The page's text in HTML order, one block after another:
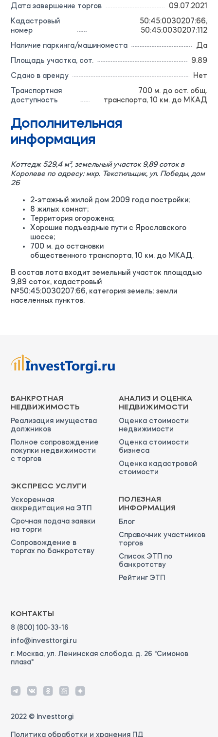
Дата завершение торгов
09.07.2021
Кадастровый
номер
50:45:0030207:66,
50:45:0030207:112
Наличие паркинга/машиноместа
Да
Площадь участка, сот.
9.89
Сдано в аренду
Нет
Транспортная
доступность
700 м. до ост. общ.
транспорта, 10 км. до МКАД
Дополнительная
информация
Коттедж 529,4 м², земельный участок 9,89 соток в
Королеве по адресу: мкр. Текстильщик, ул. Победы, дом
26
2-этажный жилой дом 2009 года постройки;
8 жилых комнат;
Территория огорожена;
Хорошие подъездные пути с Ярославского
шоссе;
700 м. до остановки
общественного транспорта, 10 км. до МКАД.
В состав лота входит земельный участок площадью
9,89 соток, кадастровый
№50:45:0030207:66, категория земель: земли
населенных пунктов.
БАНКРОТНАЯ
НЕДВИЖИМОСТЬ
Реализация имущества
должников
Полное сопровождение
покупки недвижимости
с торгов
ЭКСПРЕСС УСЛУГИ
Ускоренная
аккредитация на ЭТП
Срочная подача заявки
на торги
Сопровождение в
торгах по банкротству
АНАЛИЗ И ОЦЕНКА
НЕДВИЖИМОСТИ
Оценка стоимости
недвижимости
Оценка стоимости
бизнеса
Оценка кадастровой
стоимости
ПОЛЕЗНАЯ
ИНФОРМАЦИЯ
Блог
Справочник участников
торгов
Список ЭТП по
банкротству
Рейтинг ЭТП
КОНТАКТЫ
8 (800) 100-33-16
info@investtorgi.ru
г. Москва, ул. Ленинская слобода. д. 26 "Симонов
плаза"
2022 © Investtorgi
Политика обработки и хранения ПД